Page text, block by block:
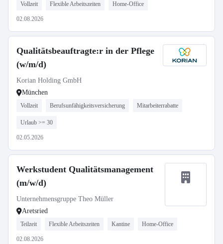
Vollzeit Flexible Arbeitszeiten Home-Office
02.08.2026
Qualitätsbeauftragte:r in der Pflege
(w/m/d)
Korian Holding GmbH
München
Vollzeit Berufsunfähigkeitsversicherung Mitarbeiterrabatte
Urlaub >= 30
02.05.2026
Werkstudent Qualitätsmanagement
(m/w/d)
Unternehmensgruppe Theo Müller
Aretsried
Teilzeit Flexible Arbeitszeiten Kantine Home-Office
02.08.2026